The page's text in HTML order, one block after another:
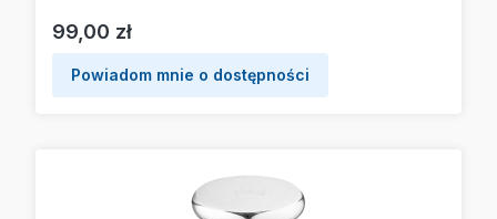
Cena
99,00 zł
Powiadom mnie o dostępności